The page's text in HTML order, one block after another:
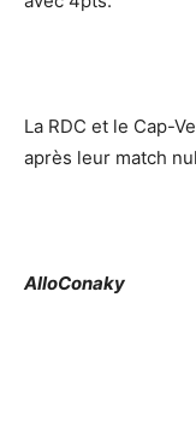
La RDC et le Cap-
après leur match
AlloConaky